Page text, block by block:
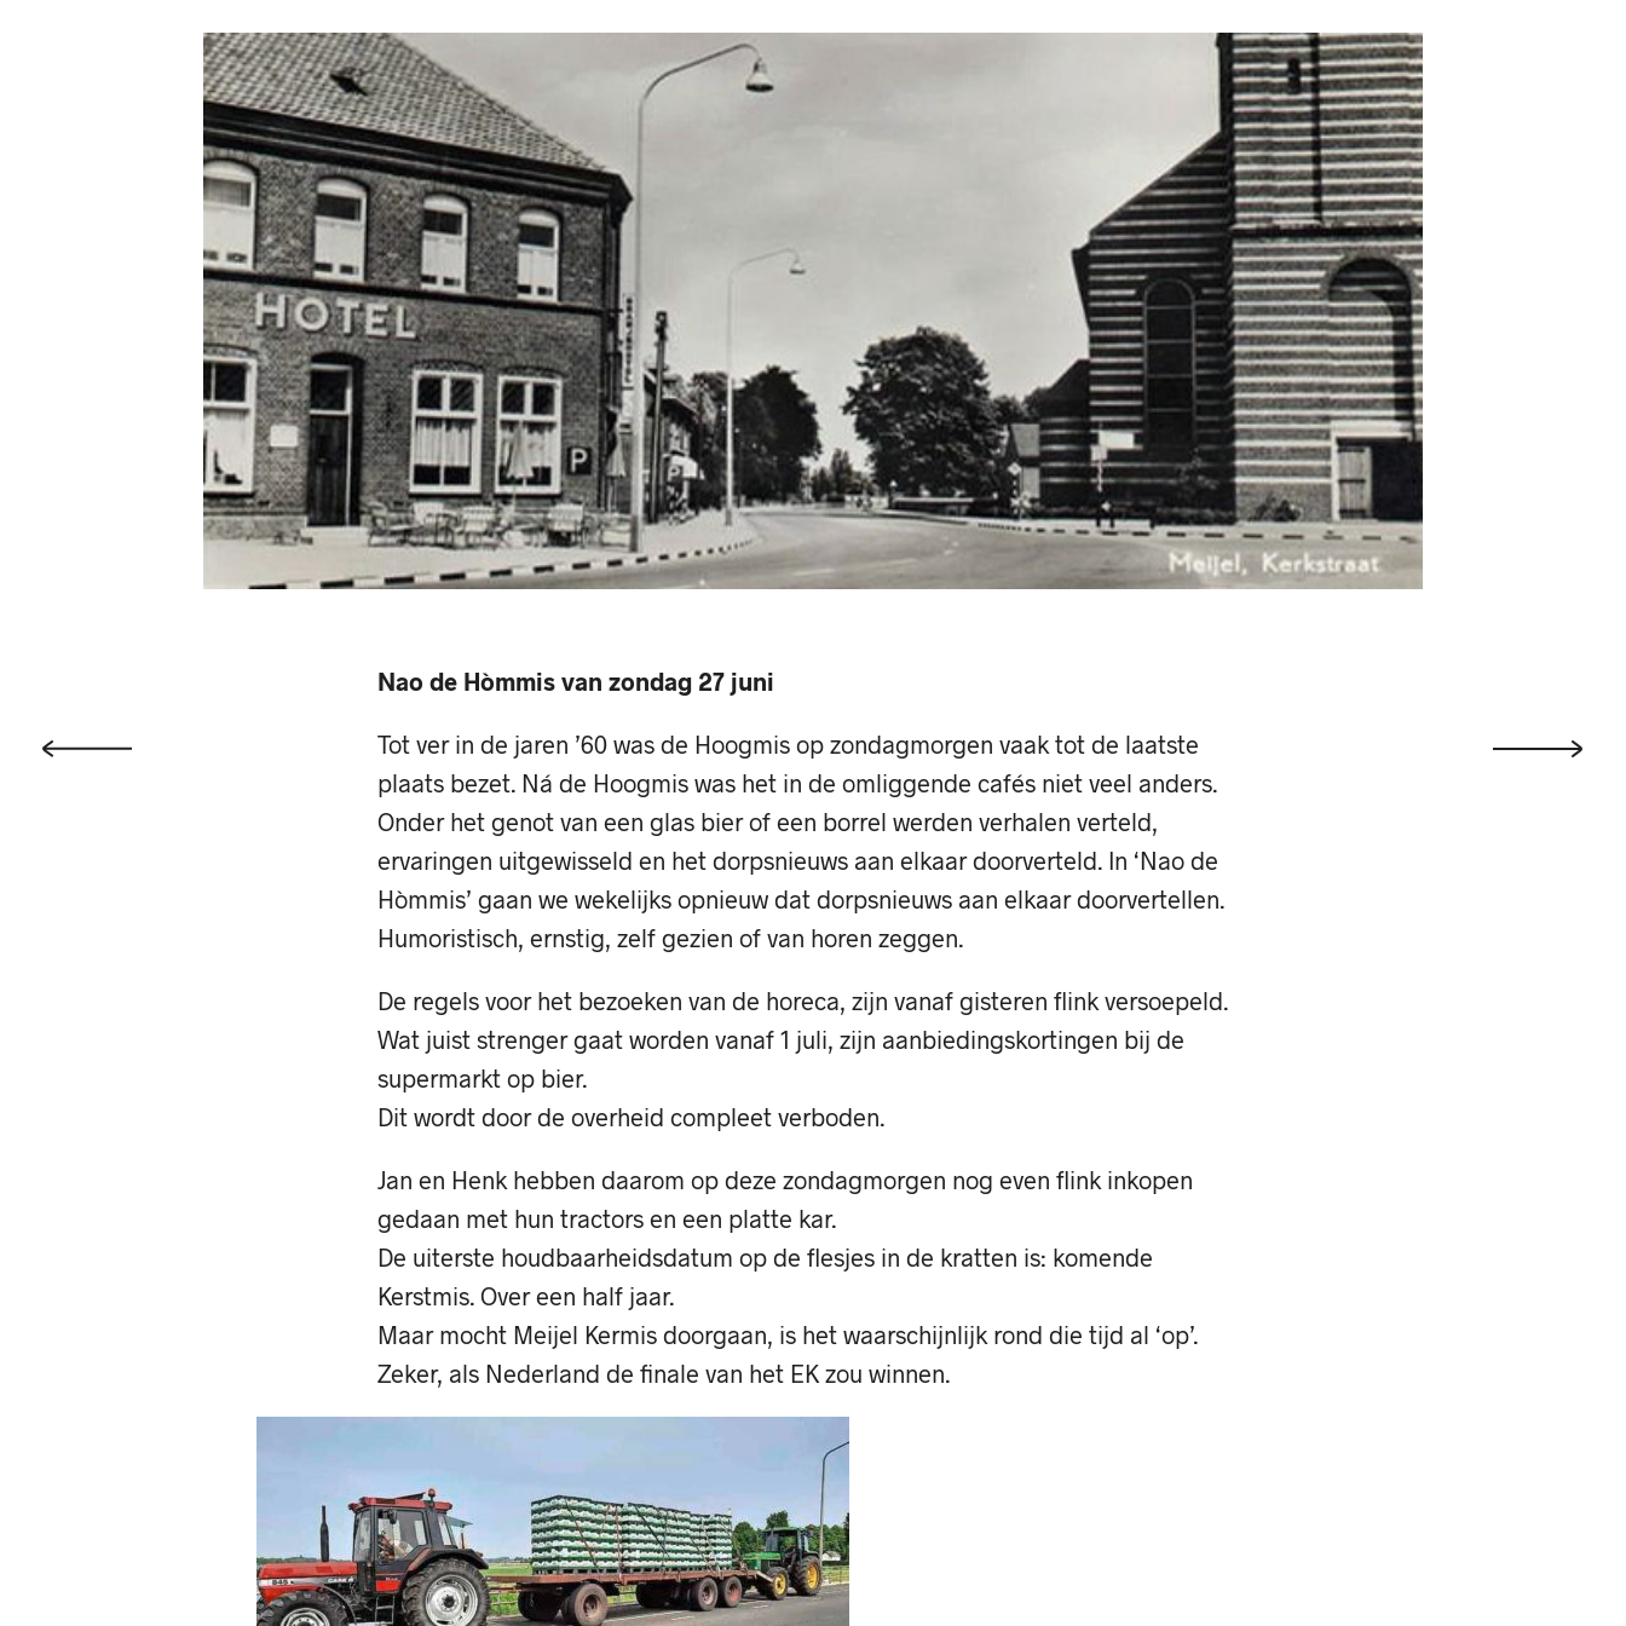
Nao de Hòmmis van zondag 27 juni
Tot ver in de jaren ’60 was de Hoogmis op zondagmorgen vaak tot de laatste
plaats bezet. Ná de Hoogmis was het in de omliggende cafés niet veel anders.
Onder het genot van een glas bier of een borrel werden verhalen verteld,
ervaringen uitgewisseld en het dorpsnieuws aan elkaar doorverteld. In ‘Nao de
Hòmmis’ gaan we wekelijks opnieuw dat dorpsnieuws aan elkaar doorvertellen.
Humoristisch, ernstig, zelf gezien of van horen zeggen.
De regels voor het bezoeken van de horeca, zijn vanaf gisteren flink versoepeld.
Wat juist strenger gaat worden vanaf 1 juli, zijn aanbiedingskortingen bij de
supermarkt op bier.
Dit wordt door de overheid compleet verboden.
Jan en Henk hebben daarom op deze zondagmorgen nog even flink inkopen
gedaan met hun tractors en een platte kar.
De uiterste houdbaarheidsdatum op de flesjes in de kratten is: komende
Kerstmis. Over een half jaar.
Maar mocht Meijel Kermis doorgaan, is het waarschijnlijk rond die tijd al ‘op’.
Zeker, als Nederland de finale van het EK zou winnen.